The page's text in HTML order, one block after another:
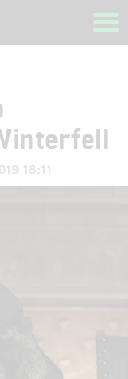
18:11